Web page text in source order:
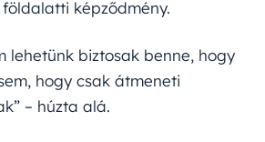
képződmény.
lehetünk biztosak benne, hogy
hogy csak átmeneti
– húzta alá.